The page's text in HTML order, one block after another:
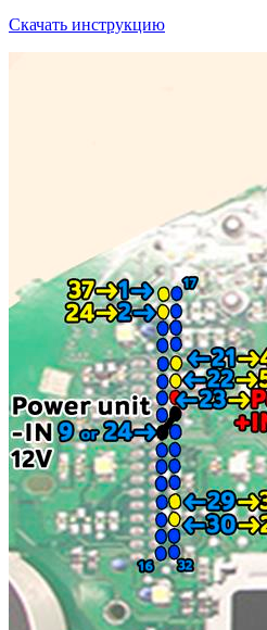
Скачать инструкцию